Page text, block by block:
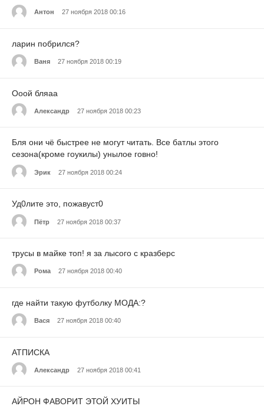
Антон 27 ноября 2018 00:16
ларин побрился?
Ваня 27 ноября 2018 00:19
Ооой бляаа
Александр 27 ноября 2018 00:23
Бля они чё быстрее не могут читать. Все батлы этого
сезона(кроме гоукилы) унылое говно!
Эрик 27 ноября 2018 00:24
Уд0лите это, пожавуст0
Пётр 27 ноября 2018 00:37
трусы в майке топ! я за лысого с кразберс
Рома 27 ноября 2018 00:40
где найти такую футболку МОДА:?
Вася 27 ноября 2018 00:40
АТПИСКА
Александр 27 ноября 2018 00:41
АЙРОН ФАВОРИТ ЭТОЙ ХУИТЫ